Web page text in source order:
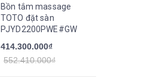
Bồn tắm massage
TOTO đặt sàn
PJYD2200PWE#GW
414.300.000₫
552.410.000₫